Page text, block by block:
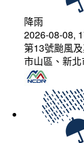
降雨
2026-08-08,
第13號颱風
市山區、新